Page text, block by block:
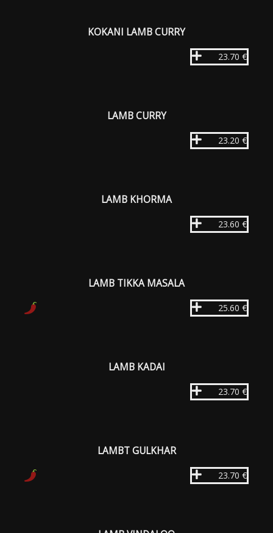
KOKANI LAMB CURRY
23.70 €
LAMB CURRY
23.20 €
LAMB KHORMA
23.60 €
LAMB TIKKA MASALA
25.60 €
LAMB KADAI
23.70 €
LAMBT GULKHAR
23.70 €